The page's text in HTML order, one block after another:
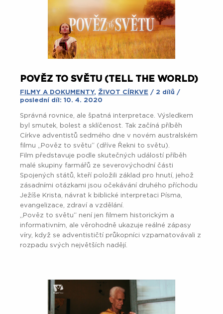
POVĚZ TO SVĚTU (TELL THE WORLD)
FILMY A DOKUMENTY, ŽIVOT CÍRKVE / 2 dílů /
poslední díl: 10. 4. 2020
Správná rovnice, ale špatná interpretace. Výsledkem
byl smutek, bolest a sklíčenost. Tak začíná příběh
Církve adventistů sedmého dne v novém australském
filmu „Pověz to světu“ (dříve Řekni to světu).
Film představuje podle skutečných událostí příběh
malé skupiny farmářů ze severovýchodní části
Spojených států, kteří položili základ pro hnutí, jehož
zásadními otázkami jsou očekávání druhého příchodu
Ježíše Krista, návrat k biblické interpretaci Písma,
evangelizace, zdraví a vzdělání.
„Pověz to světu“ není jen filmem historickým a
informativním, ale věrohodně ukazuje reálné zápasy
víry, když se adventističtí průkopníci vzpamatovávali z
rozpadu svých největších nadějí.